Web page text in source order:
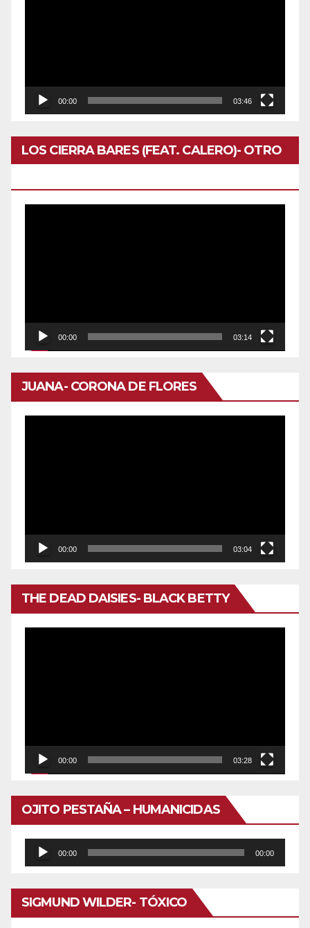
00:00 03:46
LOS CIERRA BARES (FEAT. CALERO)- OTRO
00:00 03:14
JUANA- CORONA DE FLORES
00:00 03:04
THE DEAD DAISIES- BLACK BETTY
00:00 03:28
OJITO PESTAÑA – HUMANICIDAS
Reproductor
de
audio
00:00 00:00
SIGMUND WILDER- TÓXICO